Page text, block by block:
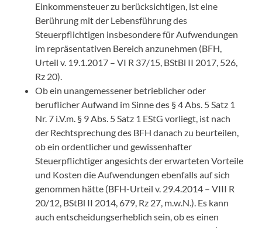
Einkommensteuer zu berücksichtigen, ist eine
Berührung mit der Lebensführung des
Steuerpflichtigen insbesondere für Aufwendungen
im repräsentativen Bereich anzunehmen (BFH,
Urteil v. 19.1.2017 – VI R 37/15, BStBl II 2017, 526,
Rz 20).
Ob ein unangemessener betrieblicher oder
beruflicher Aufwand im Sinne des § 4 Abs. 5 Satz 1
Nr. 7 i.V.m. § 9 Abs. 5 Satz 1 EStG vorliegt, ist nach
der Rechtsprechung des BFH danach zu beurteilen,
ob ein ordentlicher und gewissenhafter
Steuerpflichtiger angesichts der erwarteten Vorteile
und Kosten die Aufwendungen ebenfalls auf sich
genommen hätte (BFH-Urteil v. 29.4.2014 – VIII R
20/12, BStBl II 2014, 679, Rz 27, m.w.N.). Es kann
auch entscheidungserheblich sein, ob es einen